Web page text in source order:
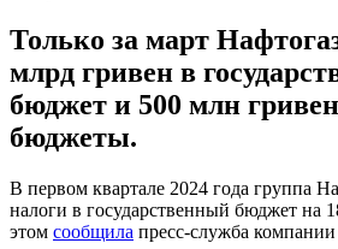
Только за март
млрд гривен в
бюджет и 500 млн
бюджеты.
В первом квартале 2024 года группа
налоги в государственный бюджет на
этом сообщила пресс-служба